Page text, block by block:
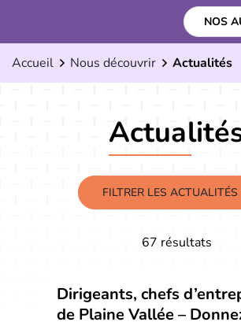
la
navigation
contenu
pied
de
page
NOS
Accueil Nous découvrir Actualités
FILTRER LES ACTUALITÉS
Filtrer les actualités
Liste des actualités67 résultats
Dirigeants, chefs
de Plaine Vallée –